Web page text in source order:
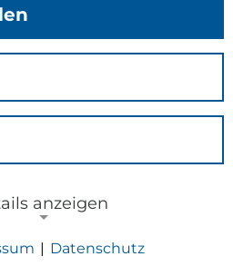
anzeigen
| Datenschutz